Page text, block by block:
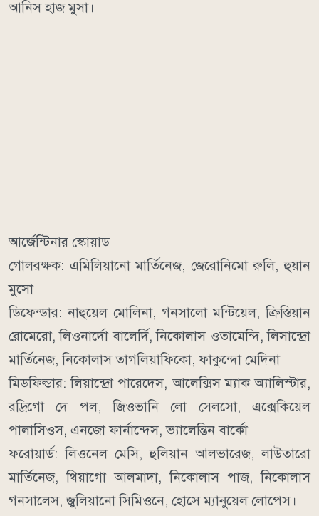
আনিস হাজ মুসা।
আর্জেন্টিনার স্কোয়াড
গোলরক্ষক: এমিলিয়ানো মার্তিনেজ, জেরোনিমো রুলি, হুয়ান
মুসো
ডিফেন্ডার: নাহুয়েল মোলিনা, গনসালো মন্টিয়েল, ক্রিস্তিয়ান
রোমেরো, লিওনার্দো বালের্দি, নিকোলাস ওতামেন্দি, লিসান্দ্রো
মার্তিনেজ, নিকোলাস তাগলিয়াফিকো, ফাকুন্দো মেদিনা
মিডফিল্ডার: লিয়ান্দ্রো পারেদেস, আলেক্সিস ম্যাক অ্যালিস্টার,
রদ্রিগো দে পল, জিওভানি লো সেলসো, এক্সেকিয়েল
পালাসিওস, এনজো ফার্নান্দেস, ভ্যালেন্তিন বার্কো
ফরোয়ার্ড: লিওনেল মেসি, হুলিয়ান আলভারেজ, লাউতারো
মার্তিনেজ, থিয়াগো আলমাদা, নিকোলাস পাজ, নিকোলাস
গনসালেস, জুলিয়ানো সিমিওনে, হোসে ম্যানুয়েল লোপেস।